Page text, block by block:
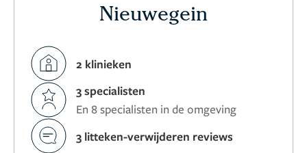
Nieuwegein
2 klinieken
3 specialisten
En 8 specialisten in de omgeving
3 litteken-verwijderen reviews